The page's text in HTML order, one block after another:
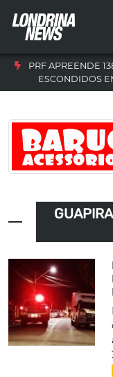
PRF APREENDE
ESCONDIDOS